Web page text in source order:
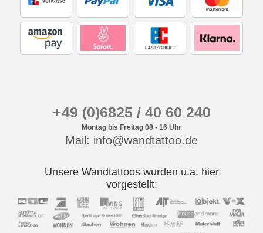
+49 (0)6825 / 40 60 240
Montag bis Freitag 08 - 16 Uhr
Mail: info@wandtattoo.de
Unsere Wandtattoos wurden u.a. hier
vorgestellt: